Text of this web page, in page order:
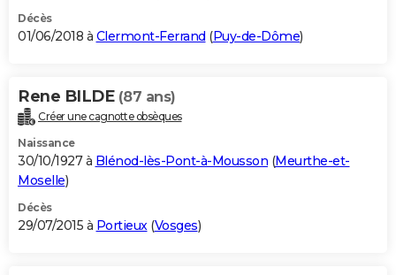
Décès
01/06/2018 à Clermont-Ferrand (Puy-de-Dôme)
Rene BILDE (87 ans)
Créer une cagnotte obsèques
Naissance
30/10/1927 à Blénod-lès-Pont-à-Mousson (Meurthe-et-
Moselle)
Décès
29/07/2015 à Portieux(Vosges)